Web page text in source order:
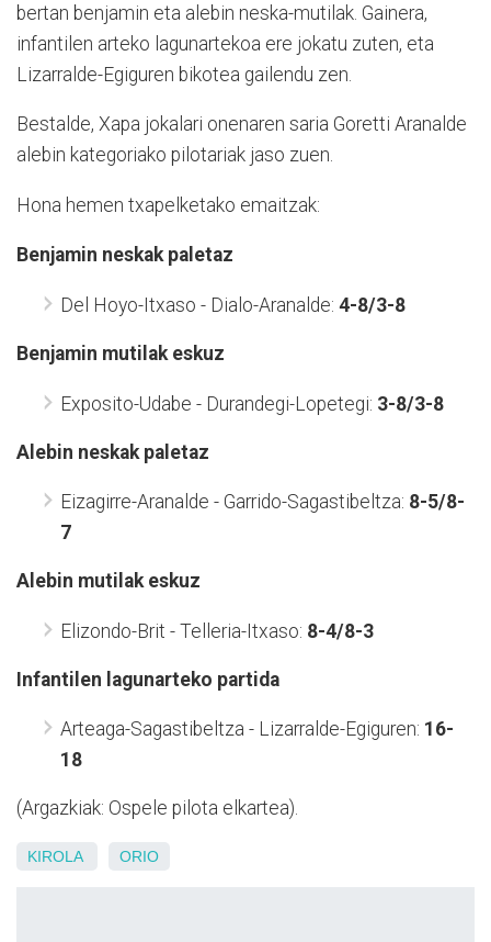
bertan benjamin eta alebin neska-mutilak. Gainera,
infantilen arteko lagunartekoa ere jokatu zuten, eta
Lizarralde-Egiguren bikotea gailendu zen.
Bestalde, Xapa jokalari onenaren saria Goretti Aranalde
alebin kategoriako pilotariak jaso zuen.
Hona hemen txapelketako emaitzak:
Benjamin neskak paletaz
Del Hoyo-Itxaso - Dialo-Aranalde: 4-8/3-8
Benjamin mutilak eskuz
Exposito-Udabe - Durandegi-Lopetegi: 3-8/3-8
Alebin neskak paletaz
Eizagirre-Aranalde - Garrido-Sagastibeltza: 8-5/8-
7
Alebin mutilak eskuz
Elizondo-Brit - Telleria-Itxaso: 8-4/8-3
Infantilen lagunarteko partida
Arteaga-Sagastibeltza - Lizarralde-Egiguren: 16-
18
(Argazkiak: Ospele pilota elkartea).
KIROLA ORIO